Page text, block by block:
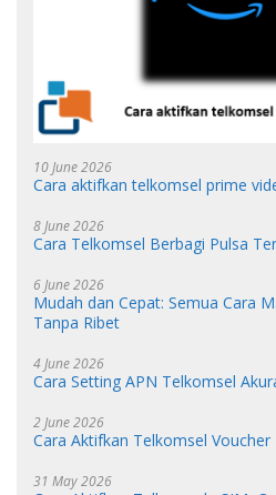
10 June 2026
Cara aktifkan telkomsel prime
8 June 2026
Cara Telkomsel Berbagi Pulsa
6 June 2026
Mudah dan Cepat: Semua Cara
Tanpa Ribet
4 June 2026
Cara Setting APN Telkomsel
2 June 2026
Cara Aktifkan Telkomsel Voucher
31 May 2026